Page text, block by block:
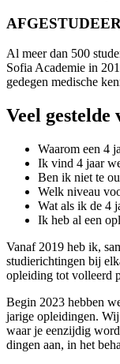
Al meer dan 500
Sofia Academie in
gedegen medische
Veel gestelde
Waarom een 4
Ik vind 4 jaar
Ben ik niet te
Welk niveau
Wat als ik de 4
Ik heb al een
Vanaf 2019 heb ik,
studierichtingen bij
opleiding tot volleerd
Begin 2023 hebben
jarige opleidingen. Wij
waar je eenzijdig
dingen aan, in het